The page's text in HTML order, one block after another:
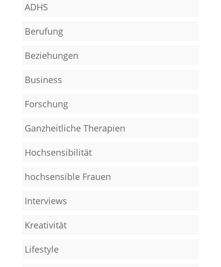
ADHS
Berufung
Beziehungen
Business
Forschung
Ganzheitliche Therapien
Hochsensibilität
hochsensible Frauen
Interviews
Kreativität
Lifestyle